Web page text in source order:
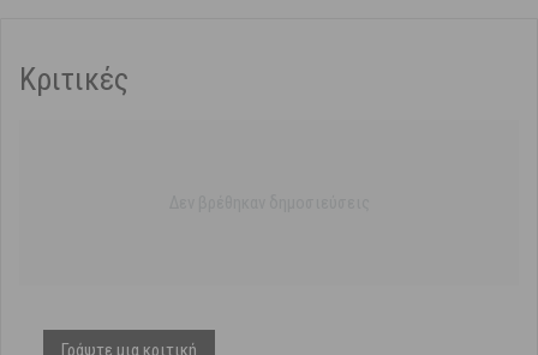
Κριτικές
Γράψτε μια κριτική